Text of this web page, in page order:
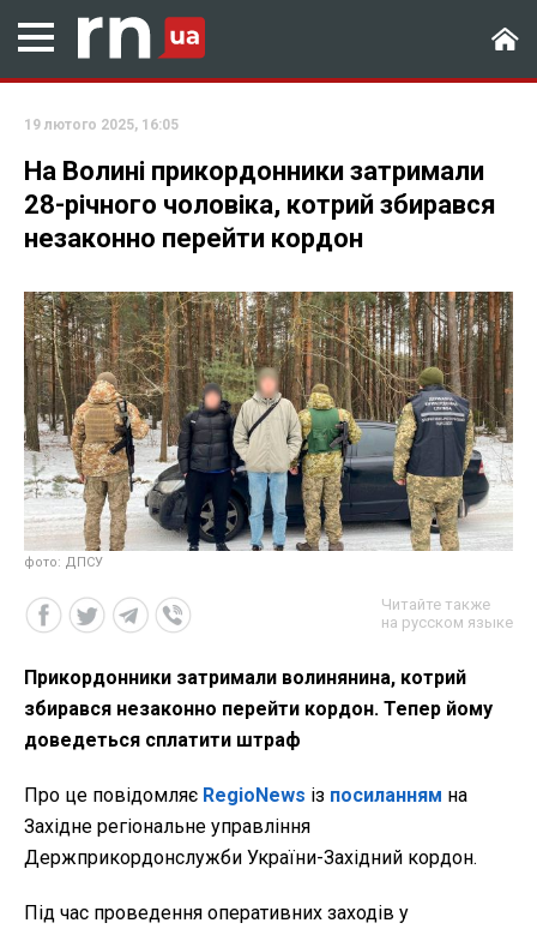
19 лютого 2025, 16:05
На Волині прикордонники затримали
28-річного чоловіка, котрий збирався
незаконно перейти кордон
фото: ДПСУ
Читайте также
на русском языке
Прикордонники затримали волинянина, котрий
збирався незаконно перейти кордон. Тепер йому
доведеться сплатити штраф
Про це повідомляє RegioNews із посиланням на
Західне регіональне управління
Держприкордонслужби України-Західний кордон.
Під час проведення оперативних заходів у